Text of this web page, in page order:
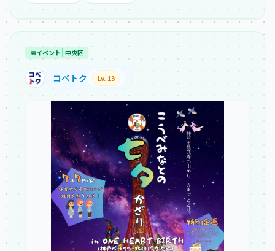
📅イベント 中央区
コベトク Lv. 13